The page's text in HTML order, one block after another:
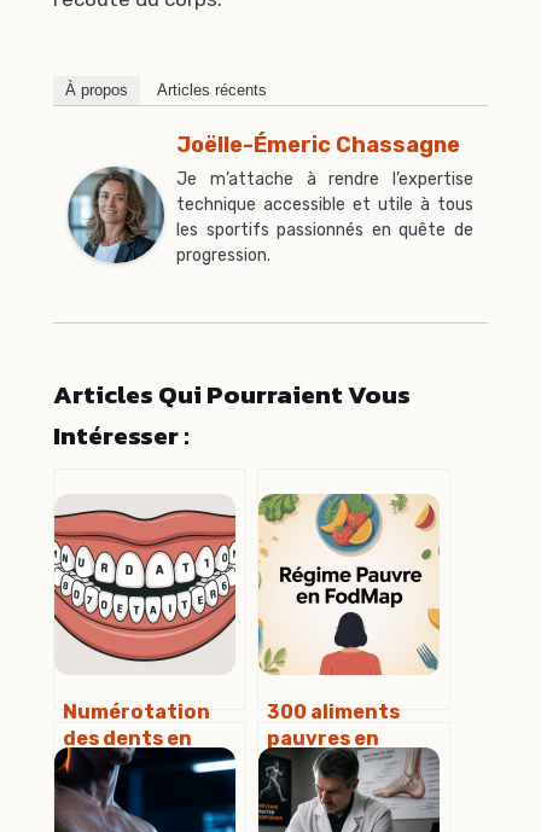
À propos Articles récents
Joëlle-Émeric Chassagne
Je m’attache à rendre l’expertise
technique accessible et utile à tous
les sportifs passionnés en quête de
progression.
Articles Qui Pourraient Vous
Intéresser :
Numérotation
des dents en
dentisterie :
schémas,
tableaux et
300 aliments
pauvres en
fodmap : la liste
claire pour
soulager vos